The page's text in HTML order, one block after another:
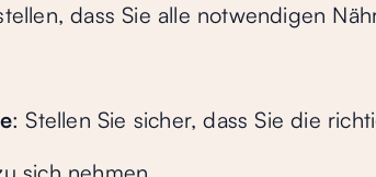
dass Sie alle notwendigen
: Stellen Sie sicher, dass Sie die